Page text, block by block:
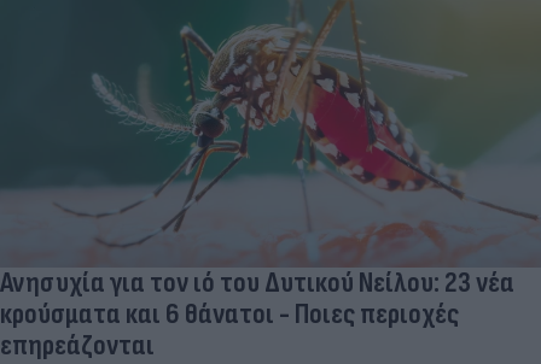
Ανησυχία για τον ιό του Δυτικού Νείλου: 23 νέα
κρούσματα και 6 θάνατοι - Ποιες περιοχές
επηρεάζονται